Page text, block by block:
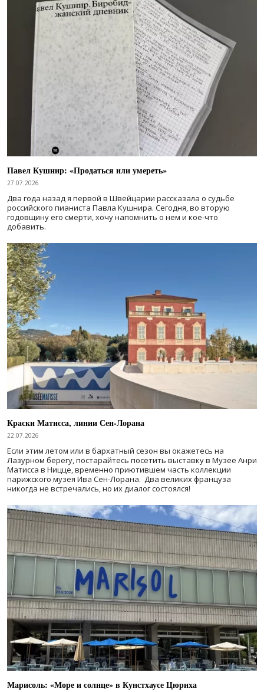
Павел Кушнир: «Продаться или умереть»
27.07.2026
Два года назад я первой в Швейцарии рассказала о судьбе
российского пианиста Павла Кушнира. Сегодня, во вторую
годовщину его смерти, хочу напомнить о нем и кое-что
добавить.
Краски Матисса, линии Сен-Лорана
22.07.2026
Если этим летом или в бархатный сезон вы окажетесь на
Лазурном берегу, постарайтесь посетить выставку в Музее Анри
Матисса в Ницце, временно приютившем часть коллекции
парижского музея Ива Сен-Лорана. Два великих француза
никогда не встречались, но их диалог состоялся!
Марисоль: «Море и солнце» в Кунстхаусе Цюриха